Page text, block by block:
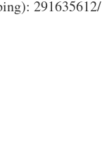
291635612/